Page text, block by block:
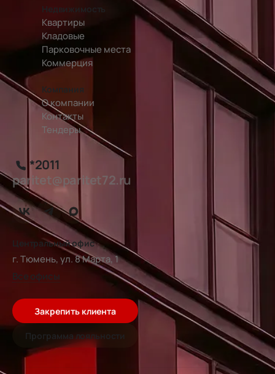
Недвижимость
Квартиры
Кладовые
Парковочные места
Коммерция
Компания
О компании
Контакты
Тендеры
*2011
paritet@paritet72.ru
Центральный офис
г. Тюмень, ул. 8 Марта, 1
Все офисы
Закрепить клиента
Программа лояльности